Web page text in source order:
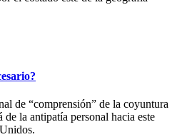
de “comprensión” de la coyuntura
de la antipatía personal hacia este